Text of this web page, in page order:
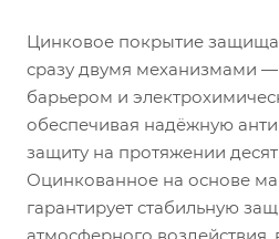
Цинковое покрытие
сразу двумя механизмами
барьером и
обеспечивая надёжную
защиту на протяжении
Оцинкованное на основе
гарантирует стабильную